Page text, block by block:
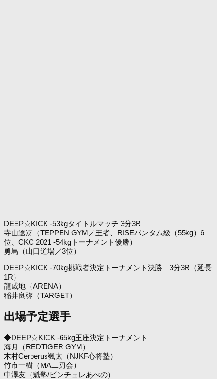
DEEP☆KICK -53kgタイトルマッチ 3分3R
寺山遼冴（TEPPEN GYM／王者、RISEバンタム級（55kg）6
位、CKC 2021 -54kgトーナメント優勝）
勇馬（山口道場／3位）
DEEP☆KICK -70kg挑戦者決定トーナメント決勝 3分3R（延長
1R）
龍威地（ARENA）
稲井良弥（TARGET）
出場予定選手
◆DEEP☆KICK -65kg王座決定トーナメント
海月（REDTIGER GYM）
木村Cerberus颯太（NJKF心将塾）
竹市一樹（MA二刃会）
中澤友（魁塾/ビンチェレあべの）